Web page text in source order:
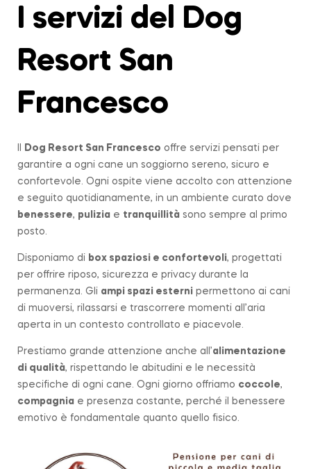
I servizi del Dog
Resort San
Francesco
Dog Resort San Francesco offre servizi pensati per
garantire a ogni cane un soggiorno sereno, sicuro e
confortevole. Ogni ospite viene accolto con attenzione
e seguito quotidianamente, in un ambiente curato dove
benessere, pulizia e tranquillità sono sempre al primo
posto.
Disponiamo di box spaziosi e confortevoli, progettati
per offrire riposo, sicurezza e privacy durante la
permanenza. Gli ampi spazi esterni permettono ai cani
di muoversi, rilassarsi e trascorrere momenti all’aria
aperta in un contesto controllato e piacevole.
Prestiamo grande attenzione anche all’alimentazione
di qualità, rispettando le abitudini e le necessità
specifiche di ogni cane. Ogni giorno offriamo coccole,
compagnia e presenza costante, perché il benessere
emotivo è fondamentale quanto quello fisico.